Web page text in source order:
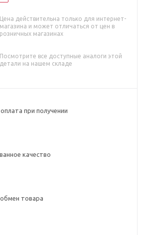
Цена действительна только для интернет-
магазина и может отличаться от цен в
розничных магазинах
Посмотрите все доступные аналоги этой
детали на нашем складе
при получении
качество
товара